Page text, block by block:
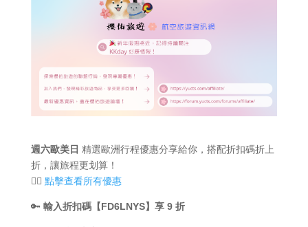
週六歐美日 精選歐洲行程優惠分享給你，搭配折扣碼折上
折，讓旅程更划算！
👉🏻 點擊查看所有優惠
🔑 輸入折扣碼【FD6LNYS】享 9 折